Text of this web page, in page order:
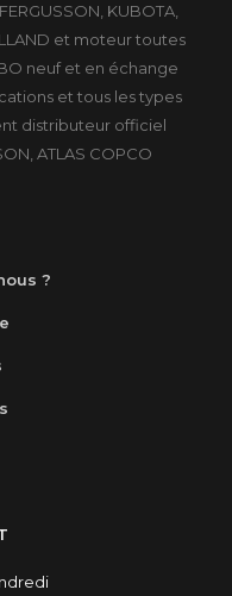
KUBOTA,
et moteur toutes
neuf et en échange
et tous les types
distributeur officiel
ATLAS COPCO
?